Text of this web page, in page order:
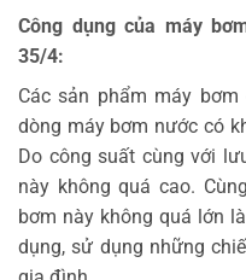
Công dụng của máy
35/4:
Các sản phẩm máy
dòng máy bơm nước có
Do công suất cùng với
này không quá cao.
bơm này không quá lớn
dụng, sử dụng những